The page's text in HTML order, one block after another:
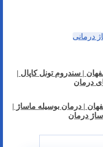
درمانی
| سندروم تونل کاپال |
درمان
| درمان بوسیله ماساژ |
درمان